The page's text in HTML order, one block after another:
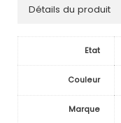
Détails du produit
Etat
Couleur
Marque